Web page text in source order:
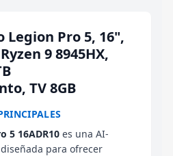
Legion Pro 5, 16",
9 8945HX,
TV 8GB
5 16ADR10 es una AI-
para ofrecer